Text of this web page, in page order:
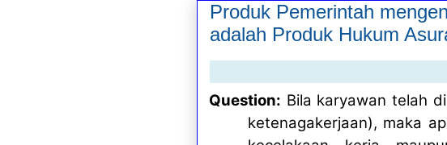
Produk Pemerintah
adalah Produk Hukum
Question: Bila karyawan telah
ketenagakerjaan), maka